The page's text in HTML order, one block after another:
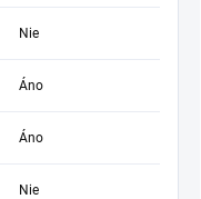
Nie
Áno
Áno
Nie